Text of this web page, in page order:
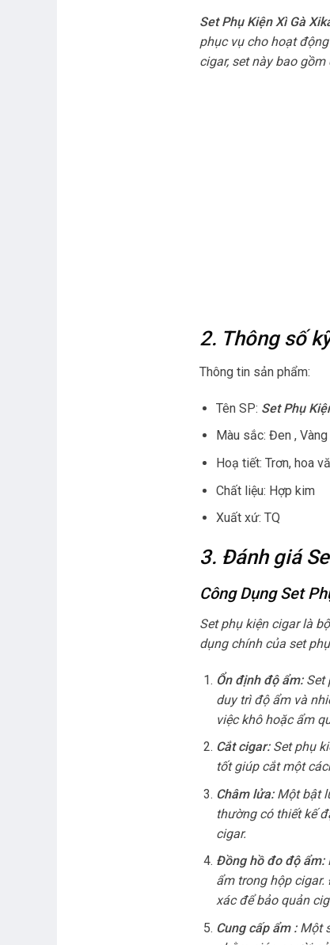
Set Phụ Kiện Xì Gà
phục vụ cho hoạt
cigar, set này bao
2. Thông số
Thông tin sản phẩm:
Tên SP: Set Phụ
Màu sắc: Đen ,
Hoạ tiết: Trơn, hoa
Chất liệu: Hợp kim
Xuất xứ: TQ
3. Đánh giá
Công Dụng Set
Set phụ kiện cigar là
dụng chính của set
Ổn định độ ẩm:Set
duy trì độ ẩm và
việc khô hoặc ẩm
Cắt cigar:Set phụ
tốt giúp cắt một
Châm lửa:Một bật
thường có thiết kế
cigar.
Đồng hồ đo độ ẩm:
ẩm trong hộp
xác để bảo quản
Cung cấp ẩm :Một